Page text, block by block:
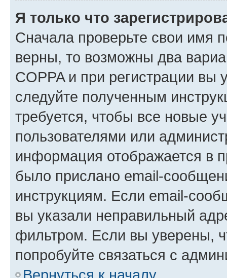
Я только что
Сначала проверьте свои имя
верны, то возможны два
COPPA и при регистрации вы
следуйте полученным
требуется, чтобы все новые
пользователями или
информация отображается в
было прислано email-
инструкциям. Если email-
вы указали неправильный
фильтром. Если вы уверены,
попробуйте связаться с
Вернуться к началу